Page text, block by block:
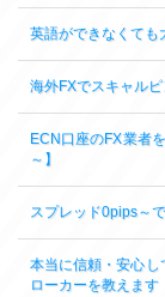
英語ができなくても
海外FXでスキャル
ECN口座のFX業者
～】
スプレッド0pips～
本当に信頼・安心
ローカーを教えます